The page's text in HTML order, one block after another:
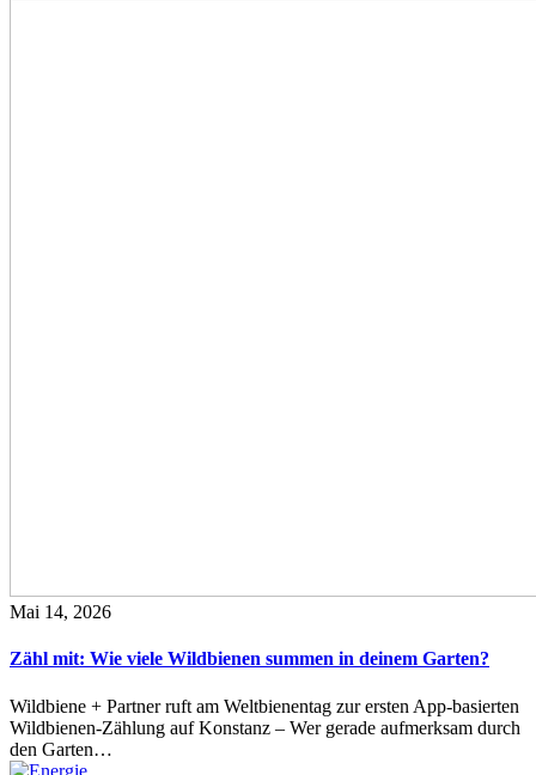
Mai 14, 2026
Zähl mit: Wie viele Wildbienen summen in deinem Garten?
Wildbiene + Partner ruft am Weltbienentag zur ersten App-basierten
Wildbienen-Zählung auf Konstanz – Wer gerade aufmerksam durch
den Garten…